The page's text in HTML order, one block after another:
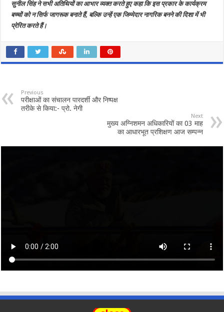
सुनील सिंह ने सभी अतिथियों का आभार व्यक्त करते हुए कहा कि इस प्रकार के कार्यक्रम
बच्चों को न सिर्फ जागरूक बनाते हैं, बल्कि उन्हें एक जिम्मेदार नागरिक बनने की दिशा में भी
प्रेरित करते हैं।
Previous
परीक्षाओं का संचालन पारदर्शी और निष्पक्ष
तरीके से किया:- प्रो. नेगी
Next
मुख्य अग्निशमन अधिकारियों का 03 माह
का आधारभूत प्रशिक्षण आज सम्पन्न